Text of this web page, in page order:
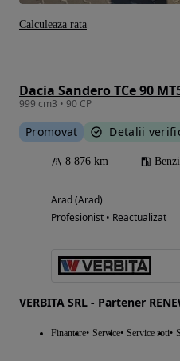
Dacia Sandero TCe 90
999 cm3 • 90 CP
Promovat Detalii
8 876 km
Arad (Arad)
Profesionist • Reactualizat
VERBITA SRL - Partener
Finantare Service Service roti
Calculeaza rata